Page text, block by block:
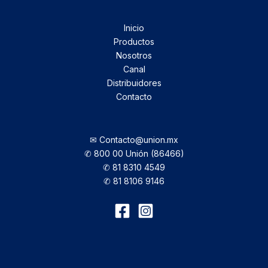
Inicio
Productos
Nosotros
Canal
Distribuidores
Contacto
✉ Contacto@union.mx
✆ 800 00 Unión (86466)
✆ 81 8310 4549
✆ 81 8106 9146